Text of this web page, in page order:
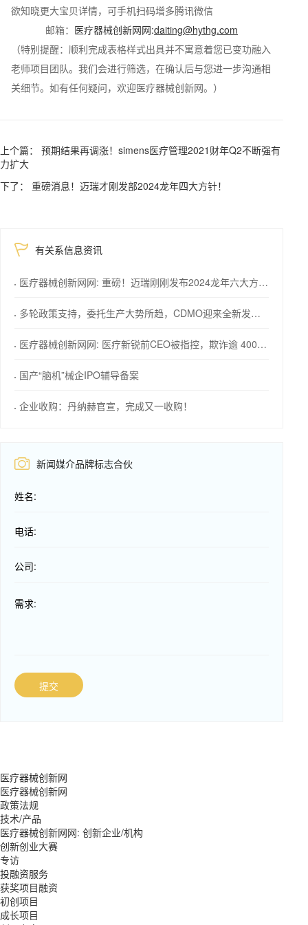
欲知晓更大宝贝详情，可手机扫码增多腾讯微信
邮箱： 医疗器械创新网网:daiting@hythg.com
（特别提醒：顺利完成表格样式出具并不寓意着您已变功融入
老师项目团队。我们会进行筛选，在确认后与您进一步沟通相
关细节。如有任何疑问，欢迎医疗器械创新网。）
上个篇： 预期结果再调涨！simens医疗管理2021财年Q2不断强有
力扩大
下了： 重磅消息！迈瑞才刚发部2024龙年四大方针！
有关系信息资讯
医疗器械创新网网: 重磅！迈瑞刚刚发布2024龙年六大方略！
多轮政策支持，委托生产大势所趋，CDMO迎来全新发展机会
医疗器械创新网网: 医疗新锐前CEO被指控，欺诈逾 4000 万美元
国产“脑机”械企IPO辅导备案
企业收购：丹纳赫官宣，完成又一收购！
新闻媒介品牌标志合伙
姓名:
电话:
公司:
需求:
提交
医疗器械创新网
医疗器械创新网
政策法规
技术/产品
医疗器械创新网网: 创新企业/机构
创新创业大赛
专访
投融资服务
获奖项目融资
初创项目
成长项目